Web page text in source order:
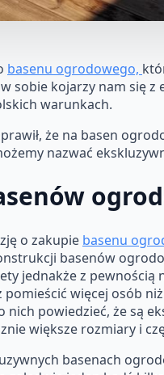
basenu ogrodowego,
sobie kojarzy nam się z
warunkach.
że na basen
nazwać
o zakupie basenu
basenów
jednakże z
więcej osób
nich powiedzieć, że są
większe rozmiary i
basenach